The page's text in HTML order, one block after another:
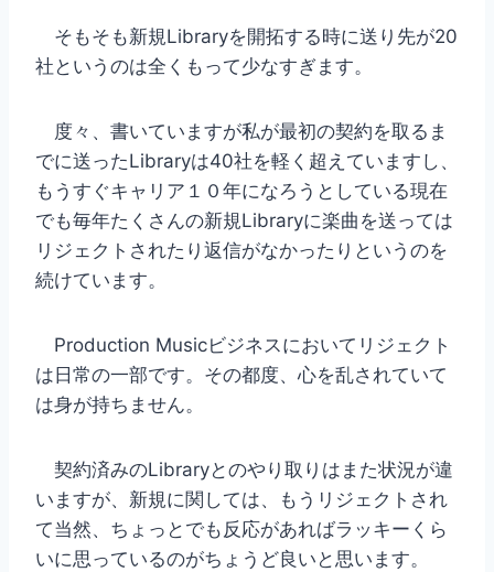
そもそも新規Libraryを開拓する時に送り先が20
社というのは全くもって少なすぎます。
度々、書いていますが私が最初の契約を取るま
でに送ったLibraryは40社を軽く超えていますし、
もうすぐキャリア１０年になろうとしている現在
でも毎年たくさんの新規Libraryに楽曲を送っては
リジェクトされたり返信がなかったりというのを
続けています。
Production Musicビジネスにおいてリジェクト
は日常の一部です。その都度、心を乱されていて
は身が持ちません。
契約済みのLibraryとのやり取りはまた状況が違
いますが、新規に関しては、もうリジェクトされ
て当然、ちょっとでも反応があればラッキーくら
いに思っているのがちょうど良いと思います。